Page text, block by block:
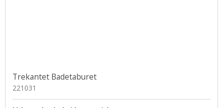
Trekantet Badetaburet
221031